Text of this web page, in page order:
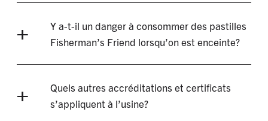
Y a-t-il un danger à consommer des pastilles
Fisherman’s Friend lorsqu’on est enceinte?
Quels autres accréditations et certificats
s’appliquent à l’usine?